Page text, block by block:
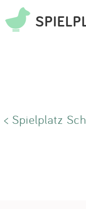
< Spielplatz